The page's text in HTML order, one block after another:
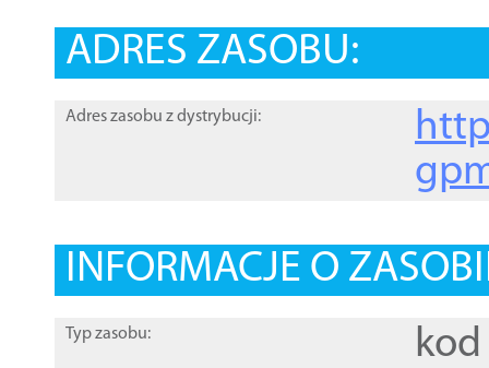
ADRES ZASOBU:
Adres zasobu z dystrybucji:
INFORMACJE O
Typ zasobu: kod